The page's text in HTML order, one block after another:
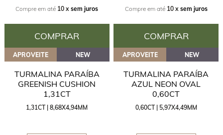
Compre em até 10 x sem juros
COMPRAR
Compre em até 10 x sem juros
COMPRAR
APROVEITE NEW
TURMALINA PARAÍBA
GREENISH CUSHION
1,31CT
1,31CT | 8,68X4,94MM
APROVEITE NEW
TURMALINA PARAÍBA
AZUL NEON OVAL
0,60CT
0,60CT | 5,97X4,49MM